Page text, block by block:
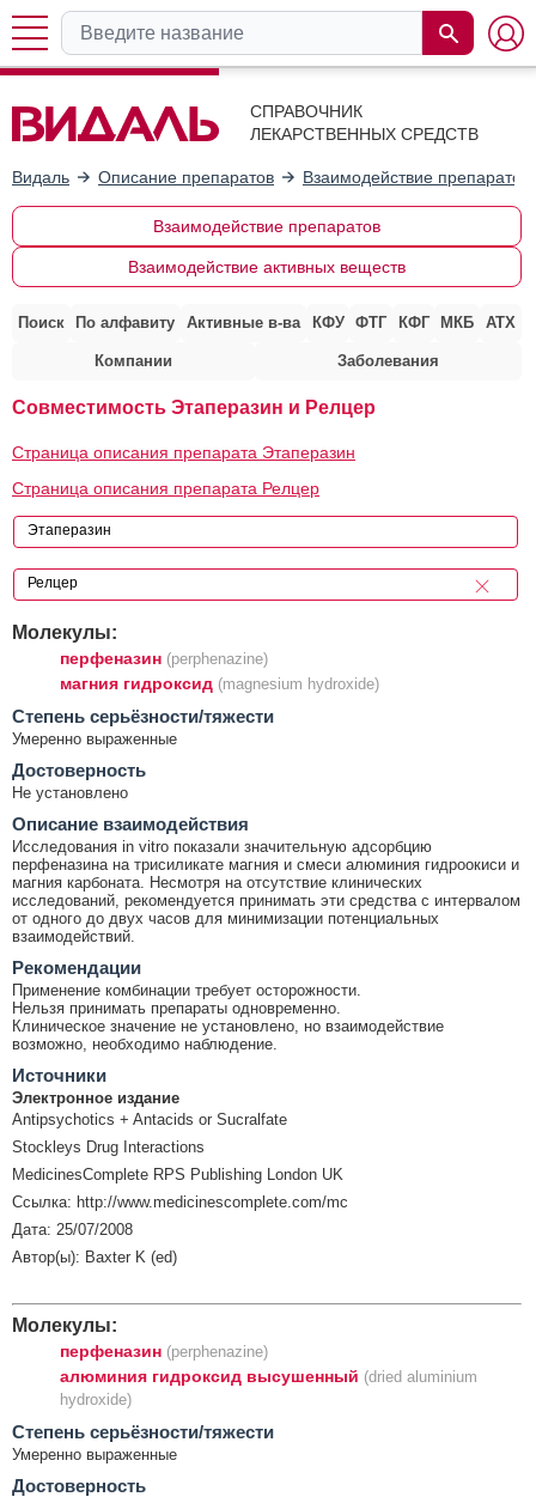
СПРАВОЧНИК
ЛЕКАРСТВЕННЫХ СРЕДСТВ
Видаль Описание препаратов Взаимодействие препаратов
Взаимодействие препаратов
Взаимодействие активных веществ
Поиск По алфавиту Активные в-ва КФУ ФТГ КФГ МКБ АТХ
Компании Заболевания
Совместимость Этаперазин и Релцер
Страница описания препарата Этаперазин
Страница описания препарата Релцер
Молекулы:
перфеназин (perphenazine)
магния гидроксид (magnesium hydroxide)
Cтепень серьёзности/тяжести
Умеренно выраженные
Достоверность
Не установлено
Описание взаимодействия
Исследования in vitro показали значительную адсорбцию
перфеназина на трисиликате магния и смеси алюминия гидроокиси и
магния карбоната. Несмотря на отсутствие клинических
исследований, рекомендуется принимать эти средства с интервалом
от одного до двух часов для минимизации потенциальных
взаимодействий.
Рекомендации
Применение комбинации требует осторожности.
Нельзя принимать препараты одновременно.
Клиническое значение не установлено, но взаимодействие
возможно, необходимо наблюдение.
Источники
Электронное издание
Antipsychotics + Antacids or Sucralfate
Stockleys Drug Interactions
MedicinesComplete RPS Publishing London UK
Ссылка: http://www.medicinescomplete.com/mc
Дата: 25/07/2008
Автор(ы): Baxter K (ed)
Молекулы:
перфеназин (perphenazine)
алюминия гидроксид высушенный (dried aluminium
hydroxide)
Cтепень серьёзности/тяжести
Умеренно выраженные
Достоверность